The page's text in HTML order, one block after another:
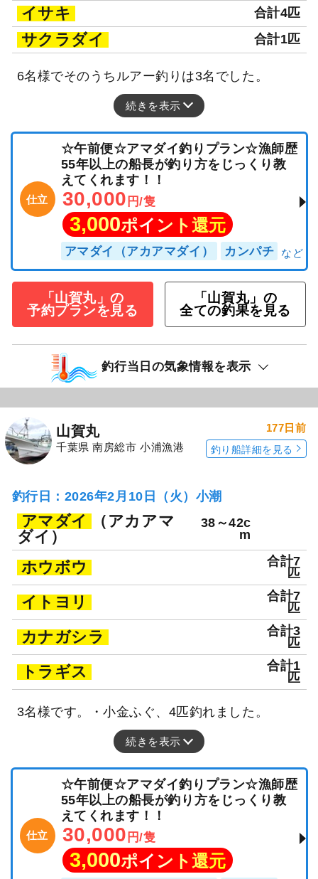
イサキ 合計4匹
サクラダイ 合計1匹
6名様でそのうちルアー釣りは3名でした。
続きを表示
仕立
☆午前便☆アマダイ釣りプラン☆漁師歴
55年以上の船長が釣り方をじっくり教
えてくれます！！
30,000 円/隻
3,000ポイント還元
アマダイ（アカアマダイ） カンパチ
「山賀丸」の
予約プランを見る
「山賀丸」の
全ての釣果を見る
釣行当日の気象情報を表示
山賀丸
千葉県 南房総市 小浦漁港
177日前
釣り船詳細を見る
釣行日：2026年2月10日（火）小潮
アマダイ
（アカアマ
ダイ）
38～42c
m
ホウボウ
合計7
匹
イトヨリ
合計7
匹
カナガシラ
合計3
匹
トラギス
合計1
匹
3名様です。・小金ふぐ、4匹釣れました。
続きを表示
仕立
☆午前便☆アマダイ釣りプラン☆漁師歴
55年以上の船長が釣り方をじっくり教
えてくれます！！
30,000 円/隻
3,000ポイント還元